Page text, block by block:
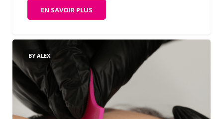
EN SAVOIR PLUS
BY ALEX